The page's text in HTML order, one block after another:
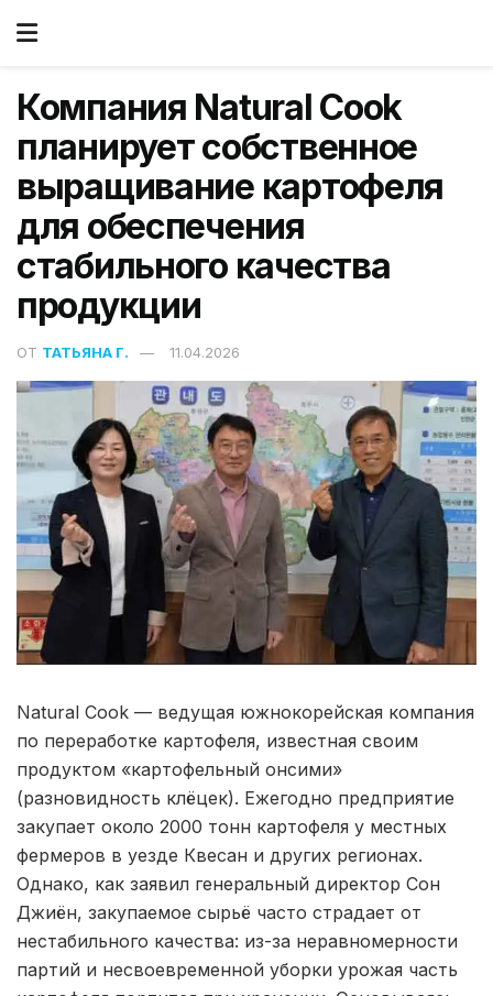
Компания Natural Cook
планирует собственное
выращивание картофеля
для обеспечения
стабильного качества
продукции
ОТ ТАТЬЯНА Г. 11.04.2026
Natural Cook — ведущая южнокорейская компания
по переработке картофеля, известная своим
продуктом «картофельный онсими»
(разновидность клёцек). Ежегодно предприятие
закупает около 2000 тонн картофеля у местных
фермеров в уезде Квесан и других регионах.
Однако, как заявил генеральный директор Сон
Джиён, закупаемое сырьё часто страдает от
нестабильного качества: из-за неравномерности
партий и несвоевременной уборки урожая часть